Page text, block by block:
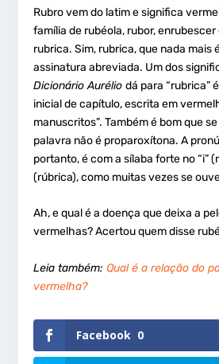
Rubro vem do latim e significa
família de rubéola, rubor,
rubrica. Sim, rubrica, que nada mais
assinatura abreviada. Um dos
Dicionário Auréliodá para “rubrica”
inicial de capítulo, escrita em
manuscritos”. Também é bom que
palavra não é proparoxítona. A
portanto, é com a sílaba forte no “i”
(rúbrica), como muitas vezes se
Ah, e qual é a doença que deixa a
vermelhas? Acertou quem disse
Leia também: Qual é a relação do
vermelha?
Facebook 0